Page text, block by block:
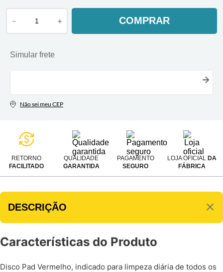
＋
－ COMPRAR
RETORNO
FACILITADO
QUALIDADE
GARANTIDA
PAGAMENTO
SEGURO
LOJA OFICIALDA
FÁBRICA
DESCRIÇÃO
Características do Produto
Disco Pad Vermelho, indicado para limpeza diária de todos os